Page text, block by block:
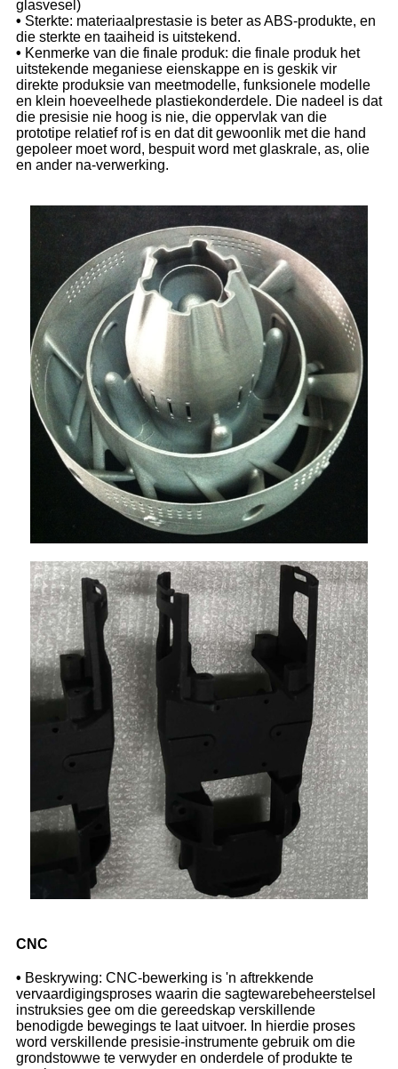
glasvesel)
• Sterkte: materiaalprestasie is beter as ABS-produkte, en
die sterkte en taaiheid is uitstekend.
• Kenmerke van die finale produk: die finale produk het
uitstekende meganiese eienskappe en is geskik vir
direkte produksie van meetmodelle, funksionele modelle
en klein hoeveelhede plastiekonderdele. Die nadeel is dat
die presisie nie hoog is nie, die oppervlak van die
prototipe relatief rof is en dat dit gewoonlik met die hand
gepoleer moet word, bespuit word met glaskrale, as, olie
en ander na-verwerking.
CNC
• Beskrywing: CNC-bewerking is 'n aftrekkende
vervaardigingsproses waarin die sagtewarebeheerstelsel
instruksies gee om die gereedskap verskillende
benodigde bewegings te laat uitvoer. In hierdie proses
word verskillende presisie-instrumente gebruik om die
grondstowwe te verwyder en onderdele of produkte te